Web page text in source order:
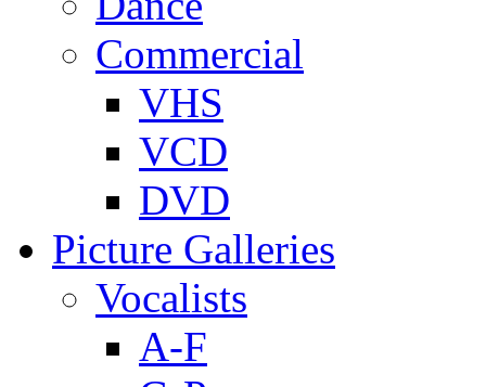
Commercial
VHS
VCD
DVD
Picture Galleries
Vocalists
A-F